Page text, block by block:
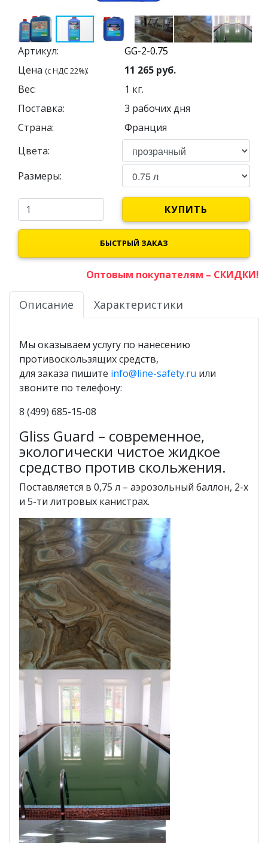
Артикул:
Цена (с НДС 22%): 11 265 руб.
Вес:
1 кг.
Поставка:
3 рабочих дня
Страна:
Франция
Цвета:
Размеры:
КУПИТЬ
БЫСТРЫЙ ЗАКАЗ
Оптовым покупателям – СКИДКИ!
Описание Характеристики
Мы оказываем услугу по нанесению
противоскользящих средств,
для заказа пишите info@line-safety.ru или
звоните по телефону:
8 (499) 685-15-08
Gliss Guard – современное,
экологически чистое жидкое
средство против скольжения.
Поставляется в 0,75 л – аэрозольный баллон, 2-х
и 5-ти литровых канистрах.